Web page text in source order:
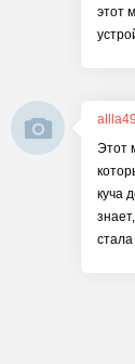
этот
allla49
Этот
куча